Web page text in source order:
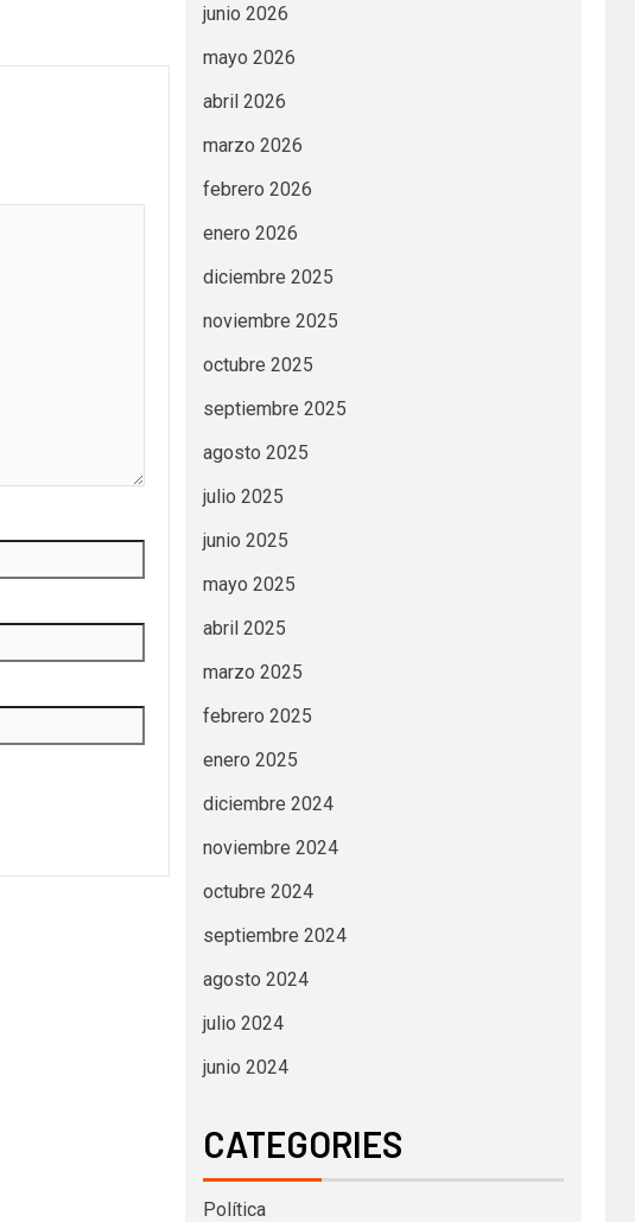
junio 2026
mayo 2026
abril 2026
marzo 2026
febrero 2026
enero 2026
diciembre 2025
noviembre 2025
octubre 2025
septiembre 2025
agosto 2025
julio 2025
junio 2025
mayo 2025
abril 2025
marzo 2025
febrero 2025
enero 2025
diciembre 2024
noviembre 2024
octubre 2024
septiembre 2024
agosto 2024
julio 2024
junio 2024
CATEGORIES
Política